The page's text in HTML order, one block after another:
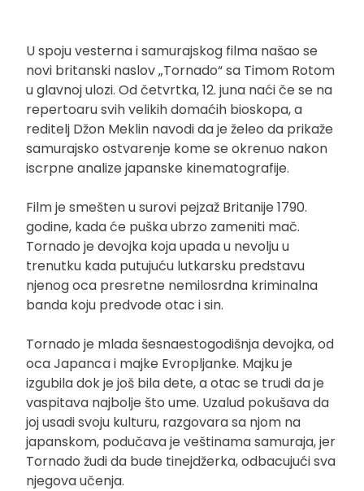
U spoju vesterna i samurajskog filma našao se
novi britanski naslov „Tornado“ sa Timom Rotom
u glavnoj ulozi. Od četvrtka, 12. juna naći če se na
repertoaru svih velikih domaćih bioskopa, a
reditelj Džon Meklin navodi da je želeo da prikaže
samurajsko ostvarenje kome se okrenuo nakon
iscrpne analize japanske kinematografije.
Film je smešten u surovi pejzaž Britanije 1790.
godine, kada će puška ubrzo zameniti mač.
Tornado je devojka koja upada u nevolju u
trenutku kada putujuću lutkarsku predstavu
njenog oca presretne nemilosrdna kriminalna
banda koju predvode otac i sin.
Tornado je mlada šesnaestogodišnja devojka, od
oca Japanca i majke Evropljanke. Majku je
izgubila dok je još bila dete, a otac se trudi da je
vaspitava najbolje što ume. Uzalud pokušava da
joj usadi svoju kulturu, razgovara sa njom na
japanskom, podučava je veštinama samuraja, jer
Tornado žudi da bude tinejdžerka, odbacujući sva
njegova učenja.